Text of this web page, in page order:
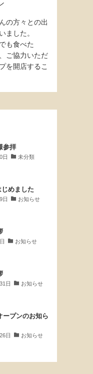
の方々との出
ました。
も食べた
ご協力いただ
を開店するこ
参拝
日 未分類
めました
日 お知らせ
お知らせ
日 お知らせ
ープンのお知ら
日 お知らせ